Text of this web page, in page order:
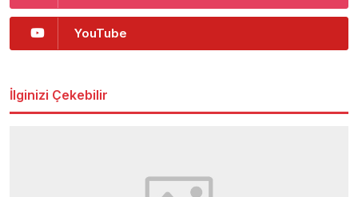
YouTube
İlginizi Çekebilir